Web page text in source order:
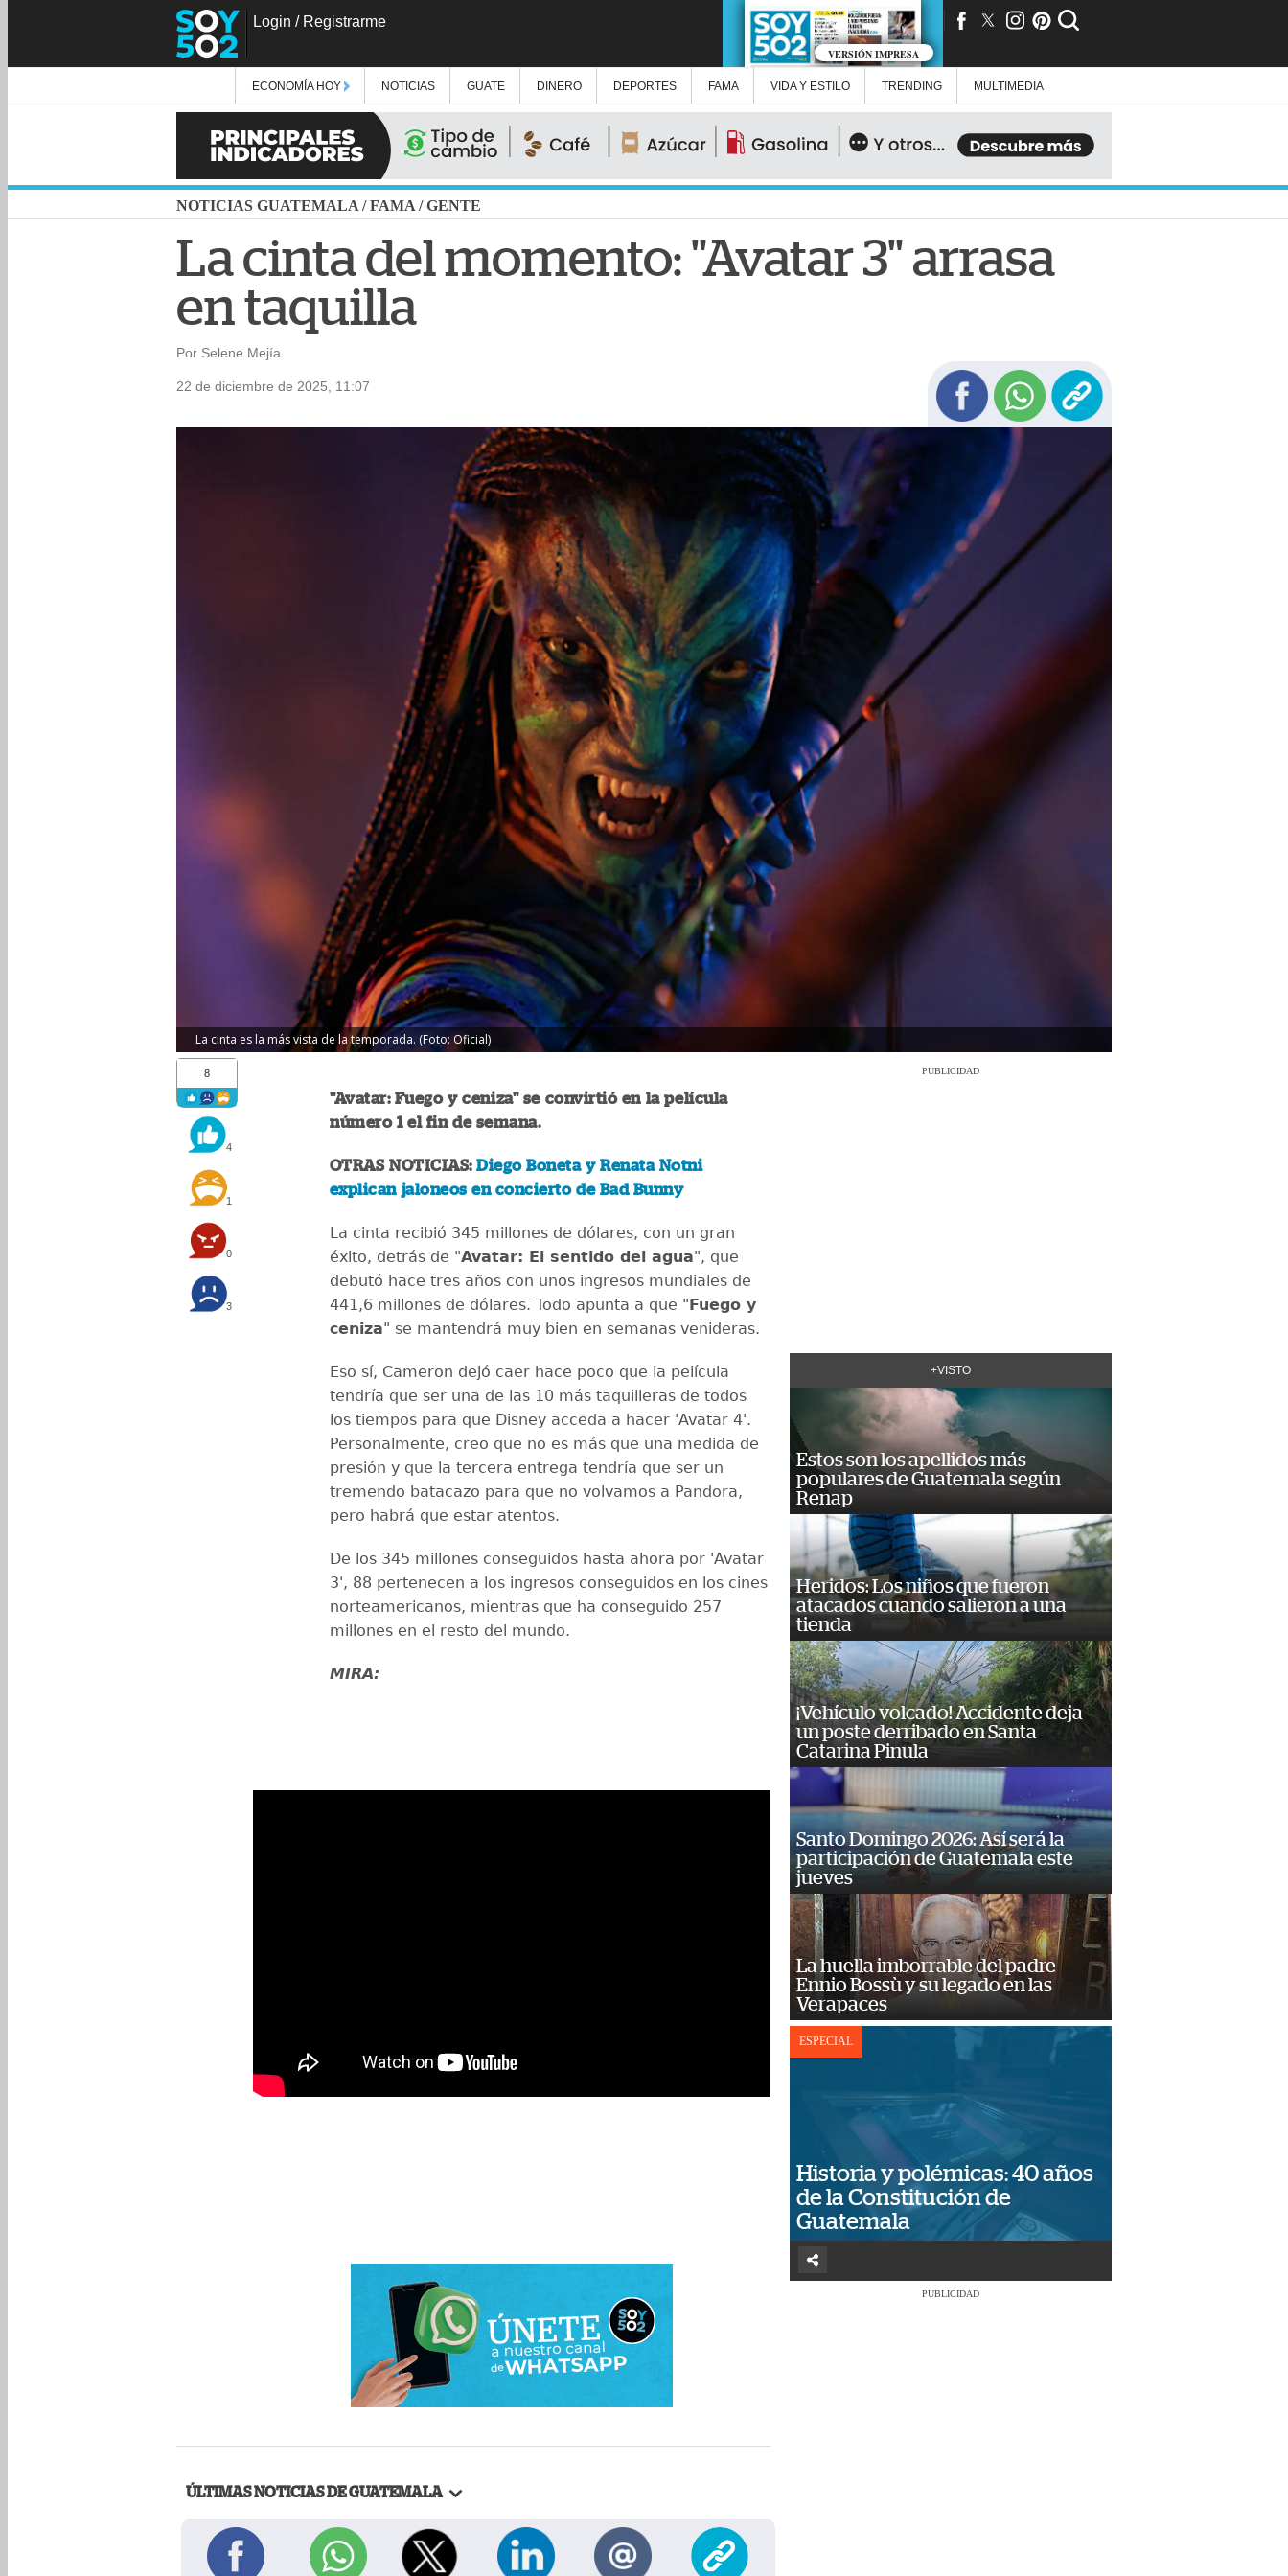
Login / Registrarme
VERSIÓN IMPRESA
ECONOMÍA HOY NOTICIAS GUATE DINERO DEPORTES FAMA VIDA Y ESTILO TRENDING MULTIMEDIA
NOTICIAS GUATEMALA /FAMA /GENTE
La cinta del momento: "Avatar 3" arrasa
en taquilla
Por Selene Mejía
22 de diciembre de 2025, 11:07
La cinta es la más vista de la temporada. (Foto: Oficial)
8
4
1
0
3
"Avatar: Fuego y ceniza" se convirtió en la película
número 1 el fin de semana.
OTRAS NOTICIAS:Diego Boneta y Renata Notni
explican jaloneos en concierto de Bad Bunny
La cinta recibió 345 millones de dólares, con un gran
éxito, detrás de "Avatar: El sentido del agua", que
debutó hace tres años con unos ingresos mundiales de
441,6 millones de dólares. Todo apunta a que "Fuego y
ceniza" se mantendrá muy bien en semanas venideras.
Eso sí, Cameron dejó caer hace poco que la película
tendría que ser una de las 10 más taquilleras de todos
los tiempos para que Disney acceda a hacer 'Avatar 4'.
Personalmente, creo que no es más que una medida de
presión y que la tercera entrega tendría que ser un
tremendo batacazo para que no volvamos a Pandora,
pero habrá que estar atentos.
De los 345 millones conseguidos hasta ahora por 'Avatar
3', 88 pertenecen a los ingresos conseguidos en los cines
norteamericanos, mientras que ha conseguido 257
millones en el resto del mundo.
MIRA:
ÚLTIMAS NOTICIAS DE GUATEMALA
PUBLICIDAD
+VISTO
Estos son los apellidos más
populares de Guatemala según
Renap
Heridos: Los niños que fueron
atacados cuando salieron a una
tienda
¡Vehículo volcado! Accidente deja
un poste derribado en Santa
Catarina Pinula
Santo Domingo 2026: Así será la
participación de Guatemala este
jueves
La huella imborrable del padre
Ennio Bossù y su legado en las
Verapaces
ESPECIAL
Historia y polémicas: 40 años
de la Constitución de
Guatemala
PUBLICIDAD